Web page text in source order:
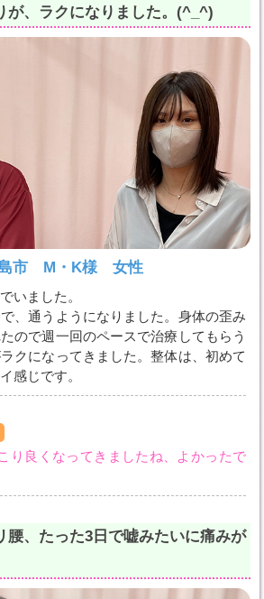
が、ラクになりました。(^_^)
市 M・K様 女性
いました。
、通うようになりました。身体の歪み
ので週一回のペースで治療してもらう
クになってきました。整体は、初めて
感じです。
り良くなってきましたね、よかったで
腰、たった3日で嘘みたいに痛みが